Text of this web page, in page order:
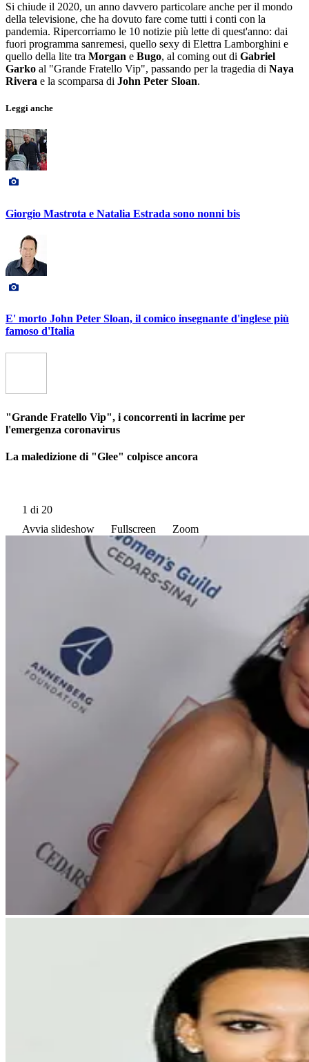
Si chiude il 2020, un anno davvero particolare anche per il mondo
della televisione, che ha dovuto fare come tutti i conti con la
pandemia. Ripercorriamo le 10 notizie più lette di quest'anno: dai
fuori programma sanremesi, quello sexy di Elettra Lamborghini e
quello della lite tra Morgan e Bugo, al coming out di Gabriel
Garko al "Grande Fratello Vip", passando per la tragedia di Naya
Rivera e la scomparsa di John Peter Sloan.
Leggi anche
Giorgio Mastrota e Natalia Estrada sono nonni bis
E' morto John Peter Sloan, il comico insegnante d'inglese più
famoso d'Italia
"Grande Fratello Vip", i concorrenti in lacrime per
l'emergenza coronavirus
La maledizione di "Glee" colpisce ancora
1 di 20
Avvia slideshow
Fullscreen Zoom